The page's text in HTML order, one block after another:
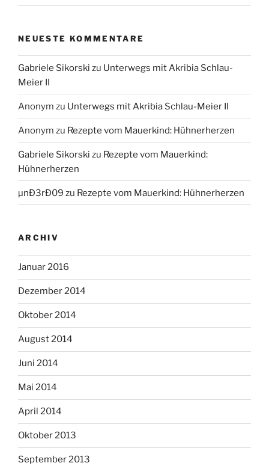
NEUESTE KOMMENTARE
Gabriele Sikorski zu Unterwegs mit Akribia Schlau-
Meier II
Anonym zu Unterwegs mit Akribia Schlau-Meier II
Anonym zu Rezepte vom Mauerkind: Hühnerherzen
Gabriele Sikorski zu Rezepte vom Mauerkind:
Hühnerherzen
µnÐ3rÐ09 zu Rezepte vom Mauerkind: Hühnerherzen
ARCHIV
Januar 2016
Dezember 2014
Oktober 2014
August 2014
Juni 2014
Mai 2014
April 2014
Oktober 2013
September 2013